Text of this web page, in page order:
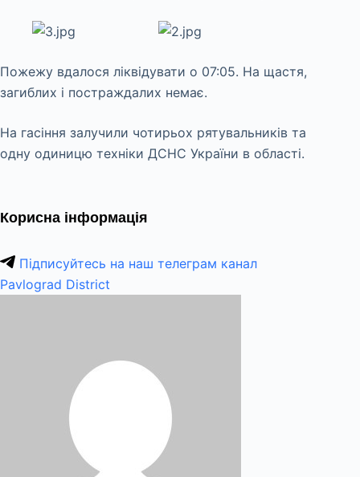
Пожежу вдалося ліквідувати о 07:05. На щастя,
загиблих і постраждалих немає.
На гасіння залучили чотирьох рятувальників та
одну одиницю техніки ДСНС України в області.
Корисна інформація
Підписуйтесь на наш телеграм канал
Pavlograd District